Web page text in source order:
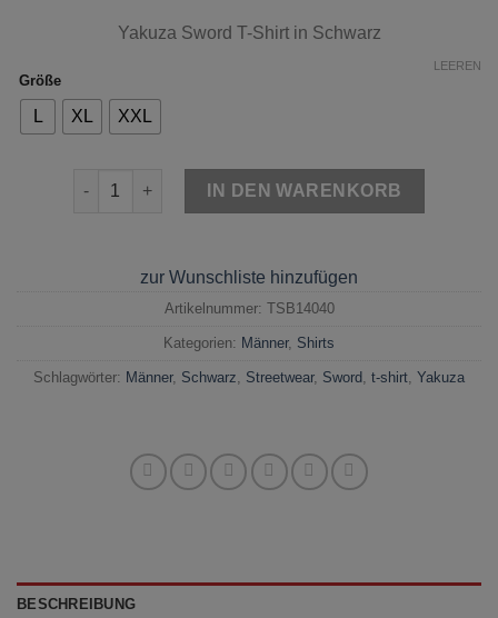
Yakuza Sword T-Shirt in Schwarz
Größe
L XL XXL
LEEREN
Yakuza Sword T-Shirt Schwarz Menge
IN DEN WARENKORB
zur Wunschliste hinzufügen
Artikelnummer: TSB14040
Kategorien: Männer, Shirts
Schlagwörter: Männer, Schwarz Streetwear, Sword t-shirt Yakuza
BESCHREIBUNG